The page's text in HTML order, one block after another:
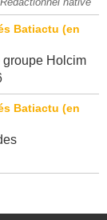
Rédactionnel native
Holcim